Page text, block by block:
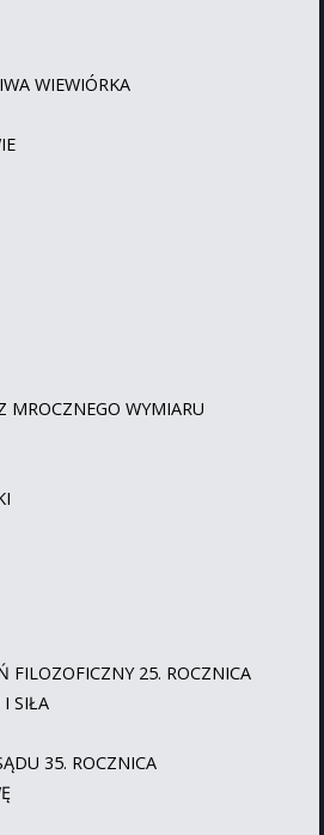
WIEWIÓRKA
MROCZNEGO WYMIARU
FILOZOFICZNY 25. ROCZNICA
I SIŁA
35. ROCZNICA